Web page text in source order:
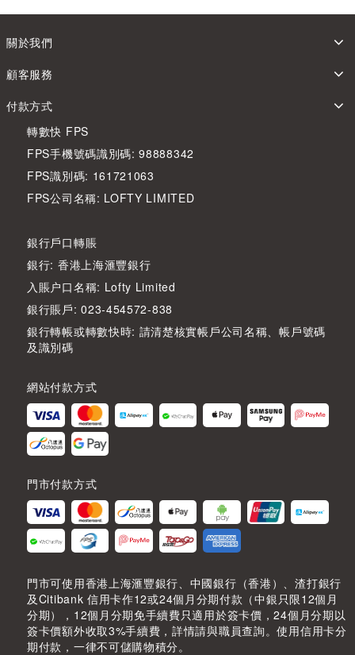
關於我們
顧客服務
付款方式
轉數快 FPS
FPS手機號碼識別碼: 98888342
FPS識別碼: 161721063
FPS公司名稱: LOFTY LIMITED
銀行戶口轉賬
銀行: 香港上海滙豐銀行
入賬户口名稱: Lofty Limited
銀行賬戶: 023-454572-838
銀行轉帳或轉數快時: 請清楚核實帳戶公司名稱、帳戶號碼
及識別碼
網站付款方式
門市付款方式
門市可使用香港上海滙豐銀行、中國銀行（香港）、渣打銀行
及Citibank 信用卡作12或24個月分期付款（中銀只限12個月
分期），12個月分期免手續費只適用於簽卡價，24個月分期以
簽卡價額外收取3%手續費，詳情請與職員查詢。使用信用卡分
期付款，一律不可儲購物積分。